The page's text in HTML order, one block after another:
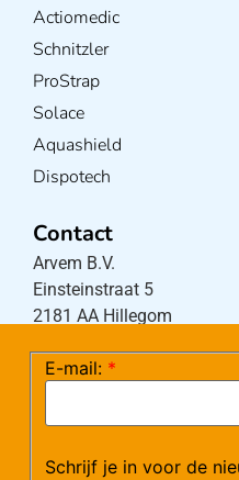
Actiomedic
Schnitzler
ProStrap
Solace
Aquashield
Dispotech
Contact
Arvem B.V.
Einsteinstraat 5
2181 AA Hillegom
(maandag – donderdag
Mail:
E-mail: *
Schrijf je in voor de